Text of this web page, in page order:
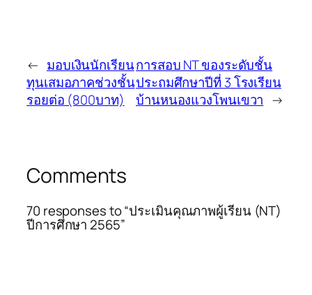
← มอบเงินนักเรียน
ทุนเสมอภาคช่วงชั้น
รอยต่อ (800บาท)
การสอบ NT ของระดับชั้น
ประถมศึกษาปีที่ 3 โรงเรียน
บ้านหนองแวงโพนเขวา →
Comments
70 responses to “ประเมินคุณภาพผู้เรียน (NT)
ปีการศึกษา 2565”